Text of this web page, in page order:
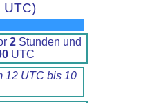
UTC)
2Stunden und
UTC
12 UTC bis 10